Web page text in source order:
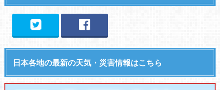
日本各地の最新の天気・災害情報はこちら